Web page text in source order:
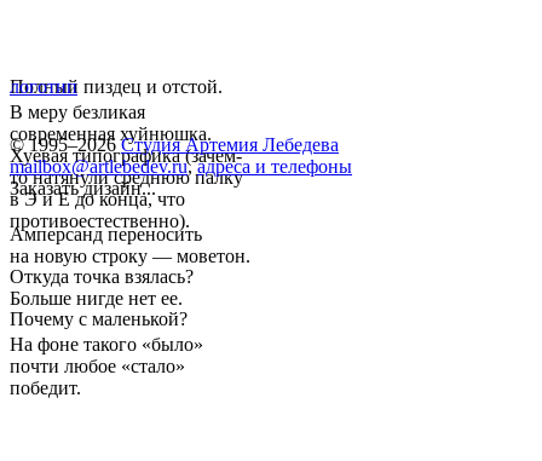
Полный пиздец и отстой.
В меру безликая
современная хуйнюшка.
Хуевая типографика (зачем-
то натянули среднюю палку
в Э и E до конца, что
противоестественно).
Амперсанд переносить
на новую строку — моветон.
Откуда точка взялась?
Больше нигде нет ее.
Почему с маленькой?
На фоне такого «было»
почти любое «стало»
победит.
логотип
© 1995–2026 Студия Артемия Лебедева
mailbox@artlebedev.ru, адреса и телефоны
Заказать дизайн...